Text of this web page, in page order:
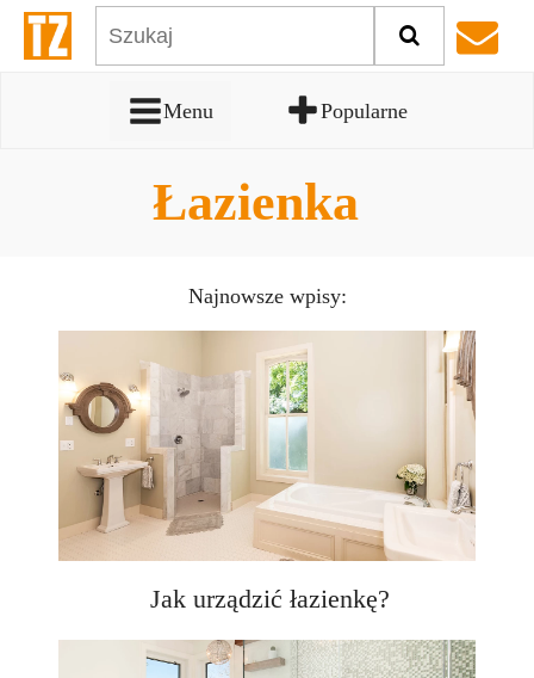
Menu Popularne
Łazienka
Najnowsze wpisy:
Jak urządzić łazienkę?